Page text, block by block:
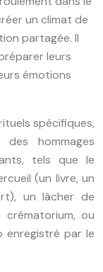
un climat de
partagée. Il
leurs
émotions
spécifiques,
hommages
tels que le
(un livre, un
un lâcher de
ou
enregistré par le